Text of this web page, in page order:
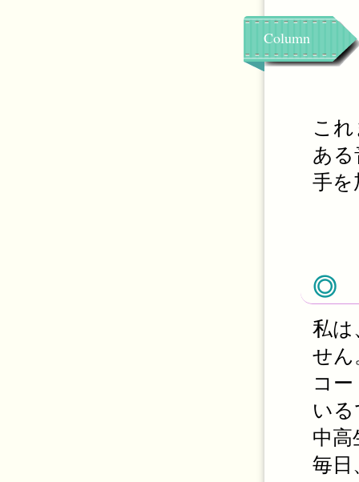
Column
こ
あ
手を
◎
私は
せん
コ
い
中
毎日